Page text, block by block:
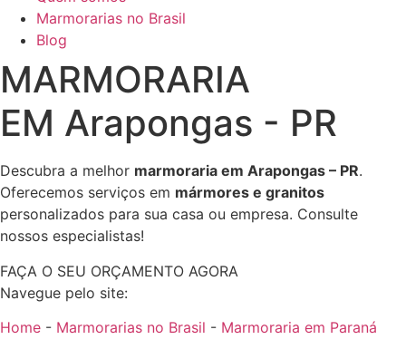
Marmorarias no Brasil
Blog
MARMORARIA
EM Arapongas - PR
Descubra a melhor marmoraria em Arapongas – PR.
Oferecemos serviços em mármores e granitos
personalizados para sua casa ou empresa. Consulte
nossos especialistas!
FAÇA O SEU ORÇAMENTO AGORA
Navegue pelo site:
Home - Marmorarias no Brasil - Marmoraria em Paraná